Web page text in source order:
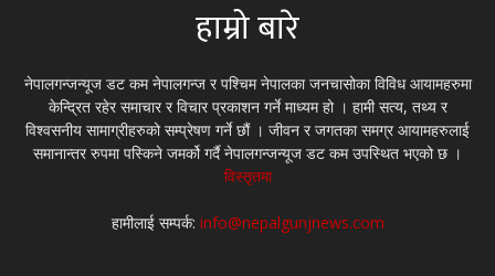
हाम्रो बारे
नेपालगन्जन्यूज डट कम नेपालगन्ज र पश्चिम नेपालका जनचासोका विविध आयामहरुमा
केन्द्रित रहेर समाचार र विचार प्रकाशन गर्ने माध्यम हो । हामी सत्य, तथ्य र
विश्वसनीय सामाग्रीहरुको सम्प्रेषण गर्ने छौं । जीवन र जगतका समग्र आयामहरुलाई
समानान्तर रुपमा पस्किने जमर्को गर्दै नेपालगन्जन्यूज डट कम उपस्थित भएको छ ।
विस्तृतमा
हामीलाई सम्पर्क: info@nepalgunjnews.com